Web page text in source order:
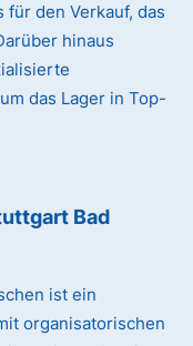
den Verkauf, das
hinaus
das Lager in Top-
Bad
ist ein
organisatorischen